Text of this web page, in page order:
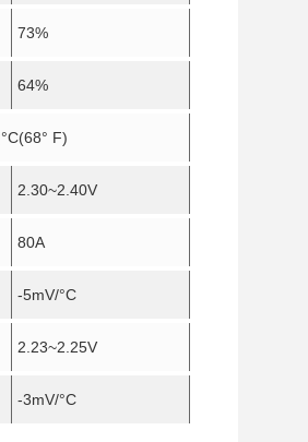
73%
64%
°C(68° F)
2.30~2.40V
80A
-5mV/°C
2.23~2.25V
-3mV/°C